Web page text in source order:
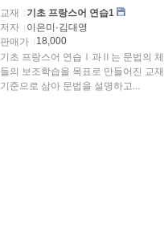
교재
기초 프랑스어 연습1
저자
이은미·김대영
판매가
18,000
기초 프랑스어 연습Ⅰ과Ⅱ는 문법의
들의 보조학습을 목표로 만들어진
기준으로 삼아 문법을 설명하고...